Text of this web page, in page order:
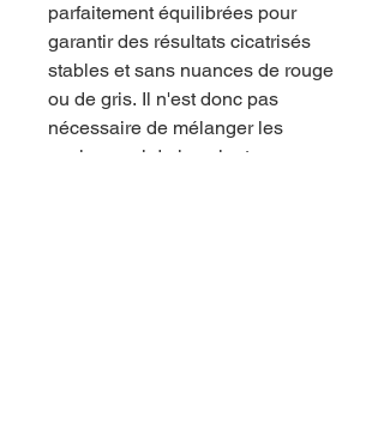
parfaitement équilibrées pour
garantir des résultats cicatrisés
stables et sans nuances de rouge
ou de gris. Il n'est donc pas
nécessaire de mélanger les
couleurs, ni de les ajouter avec